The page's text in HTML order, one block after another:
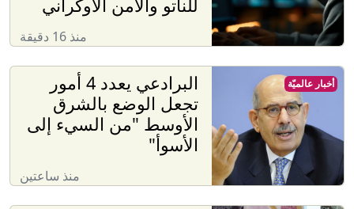
للناتو والأمن الأوكراني
منذ 16 دقيقة
البرادعي يعدد 4 أمور
تجعل الوضع بالشرق
الأوسط "من السيء إلى
الأسوأ"
منذ ساعتين
أخبار عالميّة